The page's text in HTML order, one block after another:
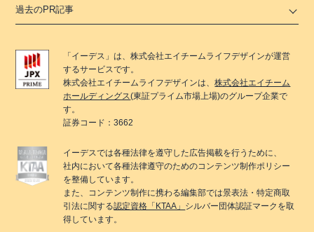
過去のPR記事
「 イーデス 」は、株式会社エイチームライフデザインが運営
するサービスです。
株式会社エイチームライフデザインは、株式会社エイチーム
ホールディングス(東証プライム市場上場)のグループ企業で
す。
証券コード：3662
イーデスでは各種法律を遵守した広告掲載を行うために、
社内において各種法律遵守のためのコンテンツ制作ポリシー
を整備しています。
また、コンテンツ制作に携わる編集部では景表法・特定商取
引法に関する認定資格「KTAA」 シルバー団体認証マークを取
得しています。